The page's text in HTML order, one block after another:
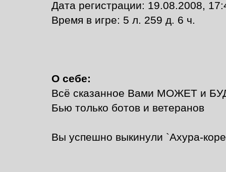
Дата регистрации: 19.08.2008,
Время в игре: 5 л. 259 д. 6 ч.
О себе:
Всё сказанное Вами МОЖЕТ и
Бью только ботов и ветеранов
Вы успешно выкинули `Ахура-